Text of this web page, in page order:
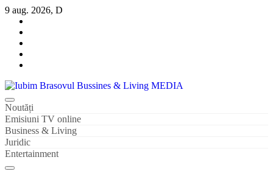
Sari
conținut
9 aug. 2026, D
Iubim Brasovul Bussines & Living MEDIA
Din pasiune și dragoste pentru Brașoveni
Noutăți
Emisiuni TV online
Business & Living
Juridic
Entertainment